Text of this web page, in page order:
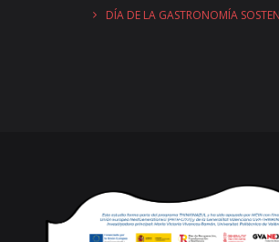
DÍA DE LA GASTRONOMÍA